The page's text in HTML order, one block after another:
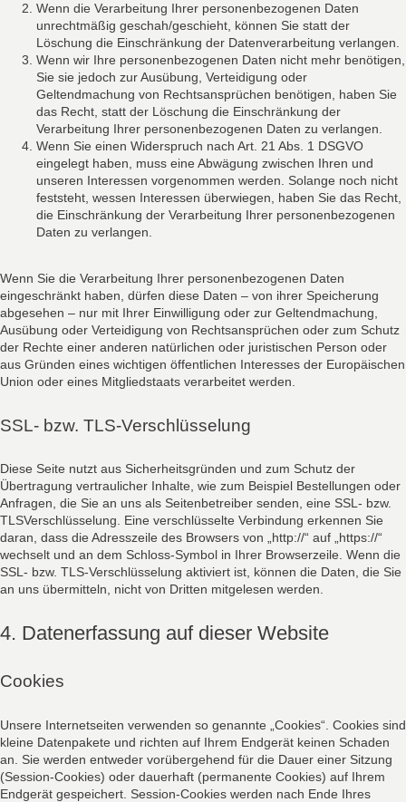
Wenn die Verarbeitung Ihrer personenbezogenen Daten
unrechtmäßig geschah/geschieht, können Sie statt der
Löschung die Einschränkung der Datenverarbeitung verlangen.
Wenn wir Ihre personenbezogenen Daten nicht mehr benötigen,
Sie sie jedoch zur Ausübung, Verteidigung oder
Geltendmachung von Rechtsansprüchen benötigen, haben Sie
das Recht, statt der Löschung die Einschränkung der
Verarbeitung Ihrer personenbezogenen Daten zu verlangen.
Wenn Sie einen Widerspruch nach Art. 21 Abs. 1 DSGVO
eingelegt haben, muss eine Abwägung zwischen Ihren und
unseren Interessen vorgenommen werden. Solange noch nicht
feststeht, wessen Interessen überwiegen, haben Sie das Recht,
die Einschränkung der Verarbeitung Ihrer personenbezogenen
Daten zu verlangen.
Wenn Sie die Verarbeitung Ihrer personenbezogenen Daten
eingeschränkt haben, dürfen diese Daten – von ihrer Speicherung
abgesehen – nur mit Ihrer Einwilligung oder zur Geltendmachung,
Ausübung oder Verteidigung von Rechtsansprüchen oder zum Schutz
der Rechte einer anderen natürlichen oder juristischen Person oder
aus Gründen eines wichtigen öffentlichen Interesses der Europäischen
Union oder eines Mitgliedstaats verarbeitet werden.
SSL- bzw. TLS-Verschlüsselung
Diese Seite nutzt aus Sicherheitsgründen und zum Schutz der
Übertragung vertraulicher Inhalte, wie zum Beispiel Bestellungen oder
Anfragen, die Sie an uns als Seitenbetreiber senden, eine SSL- bzw.
TLSVerschlüsselung. Eine verschlüsselte Verbindung erkennen Sie
daran, dass die Adresszeile des Browsers von „http://“ auf „https://“
wechselt und an dem Schloss-Symbol in Ihrer Browserzeile. Wenn die
SSL- bzw. TLS-Verschlüsselung aktiviert ist, können die Daten, die Sie
an uns übermitteln, nicht von Dritten mitgelesen werden.
4. Datenerfassung auf dieser Website
Cookies
Unsere Internetseiten verwenden so genannte „Cookies“. Cookies sind
kleine Datenpakete und richten auf Ihrem Endgerät keinen Schaden
an. Sie werden entweder vorübergehend für die Dauer einer Sitzung
(Session-Cookies) oder dauerhaft (permanente Cookies) auf Ihrem
Endgerät gespeichert. Session-Cookies werden nach Ende Ihres